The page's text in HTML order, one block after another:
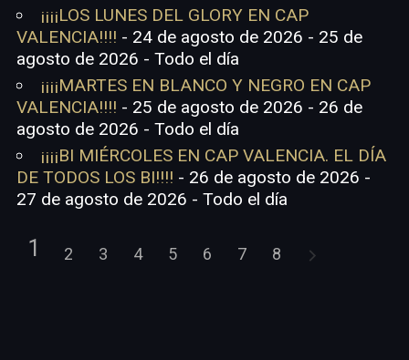
¡¡¡¡LOS LUNES DEL GLORY EN CAP
VALENCIA!!!! - 24 de agosto de 2026 - 25 de
agosto de 2026 - Todo el día
¡¡¡¡MARTES EN BLANCO Y NEGRO EN CAP
VALENCIA!!!! - 25 de agosto de 2026 - 26 de
agosto de 2026 - Todo el día
¡¡¡¡BI MIÉRCOLES EN CAP VALENCIA. EL DÍA
DE TODOS LOS BI!!!! - 26 de agosto de 2026 -
27 de agosto de 2026 - Todo el día
1 2 3 4 5 6 7 8